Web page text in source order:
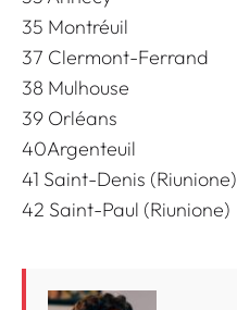
35 Montréuil
37 Clermont-Ferrand
38 Mulhouse
39 Orléans
40Argenteuil
41 Saint-Denis (Riunione)
42 Saint-Paul (Riunione)